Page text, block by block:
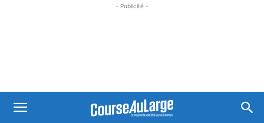
- Publicité -